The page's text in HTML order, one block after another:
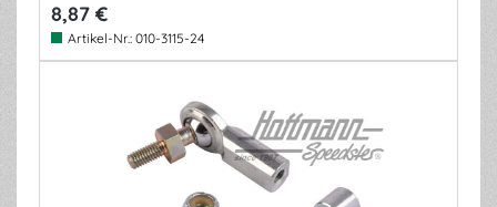
8,87 €
Artikel-Nr.: 010-3115-24